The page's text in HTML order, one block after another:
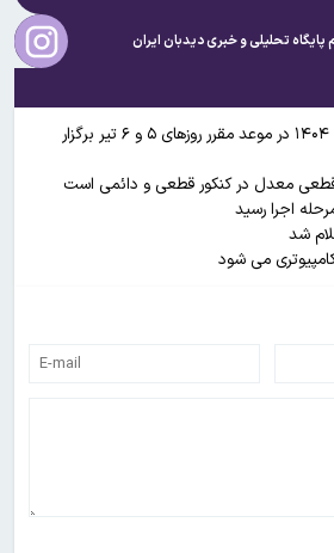
تحلیلی و خبریدیدبان ایران
نوبت دوم کنکور سراسری ۱۴۰۴ در موعد مقرر روزهای ۵ و ۶ تیر برگزار
قطعی معدل در کنکور قطعی و دائمی است
اجرا رسید
شد
می شود